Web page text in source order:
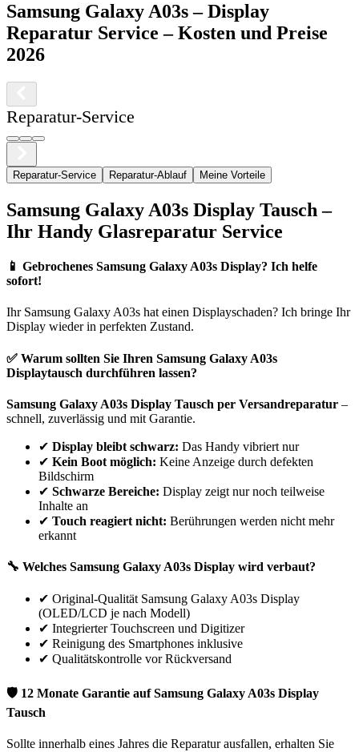
Samsung Galaxy A03s–Display
Reparatur Service – Kosten und Preise
2026
Reparatur-Service
Reparatur-Service Reparatur-Ablauf Meine Vorteile
Samsung Galaxy A03s Display Tausch –
Ihr Handy Glasreparatur Service
📱 Gebrochenes Samsung Galaxy A03s Display? Ich helfe
sofort!
Ihr Samsung Galaxy A03s hat einen Displayschaden? Ich bringe Ihr
Display wieder in perfekten Zustand.
✅ Warum sollten Sie Ihren Samsung Galaxy A03s
Displaytausch durchführen lassen?
Samsung Galaxy A03s Display Tausch per Versandreparatur –
schnell, zuverlässig und mit Garantie.
✔ Display bleibt schwarz: Das Handy vibriert nur
✔ Kein Boot möglich: Keine Anzeige durch defekten
Bildschirm
✔ Schwarze Bereiche: Display zeigt nur noch teilweise
Inhalte an
✔ Touch reagiert nicht: Berührungen werden nicht mehr
erkannt
🔧 Welches Samsung Galaxy A03s Display wird verbaut?
✔ Original-Qualität Samsung Galaxy A03s Display
(OLED/LCD je nach Modell)
✔ Integrierter Touchscreen und Digitizer
✔ Reinigung des Smartphones inklusive
✔ Qualitätskontrolle vor Rückversand
🛡 12 Monate Garantie aufSamsung Galaxy A03s Display
Tausch
Sollte innerhalb eines Jahres die Reparatur ausfallen, erhalten Sie